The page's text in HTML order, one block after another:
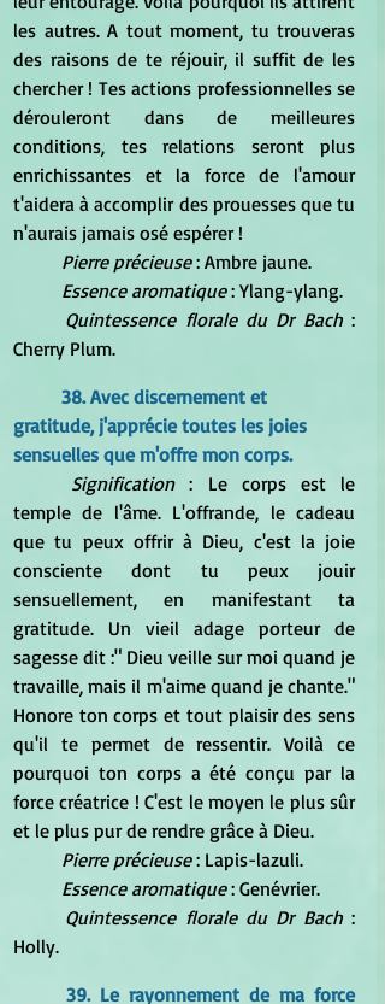
les autres. A tout moment, tu trouveras
des raisons de te réjouir, il suffit de les
chercher ! Tes actions professionnelles se
dérouleront dans de meilleures
conditions, tes relations seront plus
enrichissantes et la force de l'amour
t'aidera à accomplir des prouesses que tu
n'aurais jamais osé espérer !
Pierre précieuse : Ambre jaune.
Essence aromatique : Ylang-ylang.
Quintessence florale du Dr Bach :
Cherry Plum.
38. Avec discernement et
gratitude, j'apprécie toutes les joies
sensuelles que m'offre mon corps.
Signification : Le corps est le
temple de l'âme. L'offrande, le cadeau
que tu peux offrir à Dieu, c'est la joie
consciente dont tu peux jouir
sensuellement, en manifestant ta
gratitude. Un vieil adage porteur de
sagesse dit :" Dieu veille sur moi quand je
travaille, mais il m'aime quand je chante."
Honore ton corps et tout plaisir des sens
qu'il te permet de ressentir. Voilà ce
pourquoi ton corps a été conçu par la
force créatrice ! C'est le moyen le plus sûr
et le plus pur de rendre grâce à Dieu.
Pierre précieuse : Lapis-lazuli.
Essence aromatique : Genévrier.
Quintessence florale du Dr Bach :
Holly.
39. Le rayonnement de ma force